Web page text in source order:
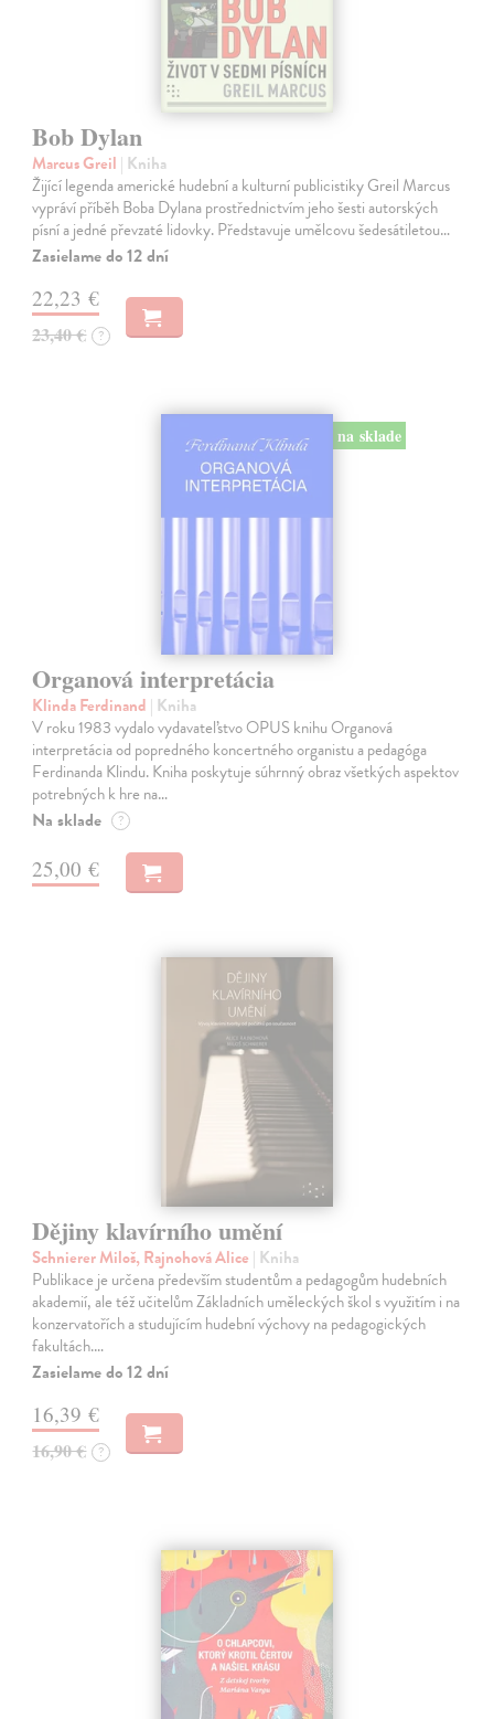
Bob Dylan
Marcus Greil | Kniha
Žijící legenda americké hudební a kulturní publicistiky Greil Marcus
vypráví příběh Boba Dylana prostřednictvím jeho šesti autorských
písní a jedné převzaté lidovky. Představuje umělcovu šedesátiletou…
Zasielame do 12 dní
22,23 €
23,40 € ?
na sklade
Organová interpretácia
Klinda Ferdinand | Kniha
V roku 1983 vydalo vydavateľstvo OPUS knihu Organová
interpretácia od popredného koncertného organistu a pedagóga
Ferdinanda Klindu. Kniha poskytuje súhrnný obraz všetkých aspektov
potrebných k hre na…
Na sklade ?
25,00 €
Dějiny klavírního umění
Schnierer Miloš, Rajnohová Alice | Kniha
Publikace je určena především studentům a pedagogům hudebních
akademií, ale též učitelům Základních uměleckých škol s využitím i na
konzervatořích a studujícím hudební výchovy na pedagogických
fakultách.…
Zasielame do 12 dní
16,39 €
16,90 € ?